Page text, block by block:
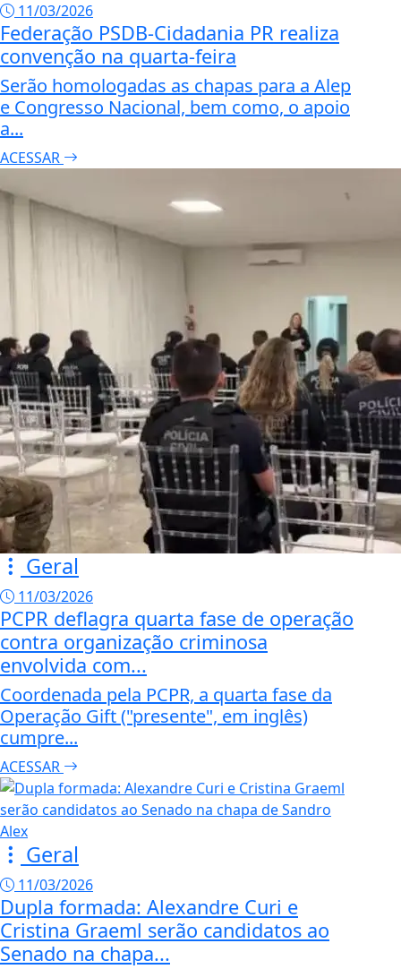
11/03/2026
Federação PSDB-Cidadania PR realiza
convenção na quarta-feira
Serão homologadas as chapas para a Alep
e Congresso Nacional, bem como, o apoio
a...
ACESSAR
Geral
11/03/2026
PCPR deflagra quarta fase de operação
contra organização criminosa
envolvida com...
Coordenada pela PCPR, a quarta fase da
Operação Gift ("presente", em inglês)
cumpre...
ACESSAR
Geral
11/03/2026
Dupla formada: Alexandre Curi e
Cristina Graeml serão candidatos ao
Senado na chapa...